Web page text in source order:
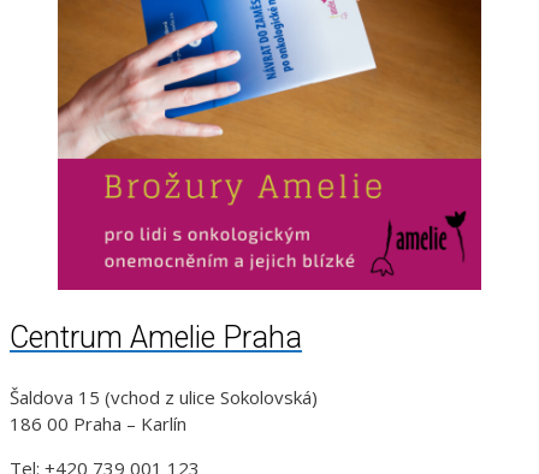
Centrum Amelie Praha
Šaldova 15 (vchod z ulice Sokolovská)
186 00 Praha – Karlín
Tel: +420 739 001 123